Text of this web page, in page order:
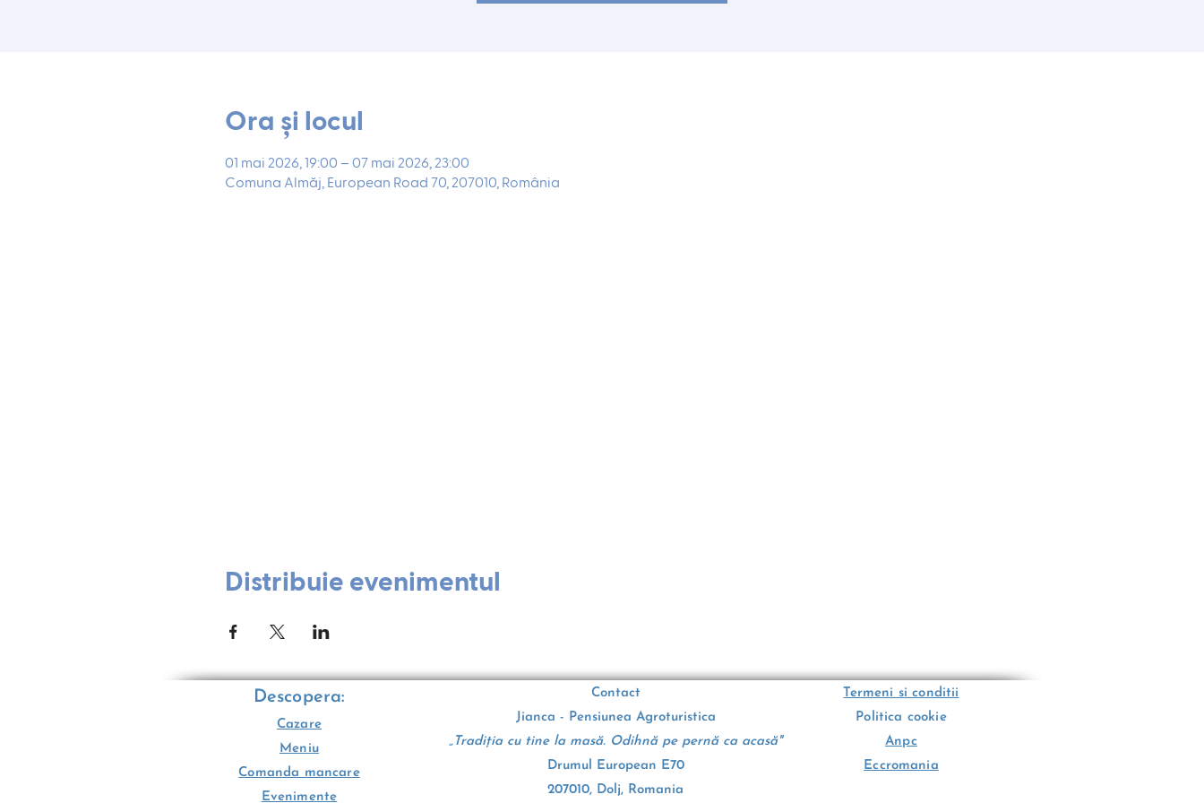
Ora și locul
01 mai 2026, 19:00 – 07 mai 2026, 23:00
Comuna Almăj, European Road 70, 207010, România
Distribuie evenimentul
Descopera:
Cazare
Meniu
Comanda mancare
Evenimente
Contact
Jianca - Pensiunea Agroturistica
„Tradiția cu tine la masă. Odihnă pe pernă ca acasă"
Drumul European E70
207010, Dolj, Romania
Termeni si conditii
Politica cookie
Anpc
Eccromania